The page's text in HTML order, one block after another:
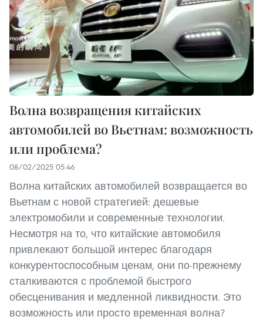
Волна возвращения китайских
автомобилей во Вьетнам: возможность
или проблема?
08/02/2025 05:46
Волна китайских автомобилей возвращается во
Вьетнам с новой стратегией: дешевые
электромобили и современные технологии.
Несмотря на то, что китайские автомобиля
привлекают большой интерес благодаря
конкурентоспособным ценам, они по-прежнему
сталкиваются с проблемой быстрого
обесценивания и медленной ликвидности. Это
возможность или просто временная волна?